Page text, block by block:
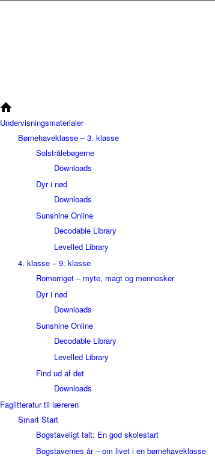
Undervisningsmaterialer
Børnehaveklasse – 3. klasse
Solstrålebøgerne
Downloads
Dyr i nød
Downloads
Sunshine Online
Decodable Library
Levelled Library
4. klasse – 9. klasse
Romerriget – myte, magt og mennesker
Dyr i nød
Downloads
Sunshine Online
Decodable Library
Levelled Library
Find ud af det
Downloads
Faglitteratur til læreren
Smart Start
Bogstaveligt talt: En god skolestart
Bogstavernes år – om livet i en børnehaveklasse